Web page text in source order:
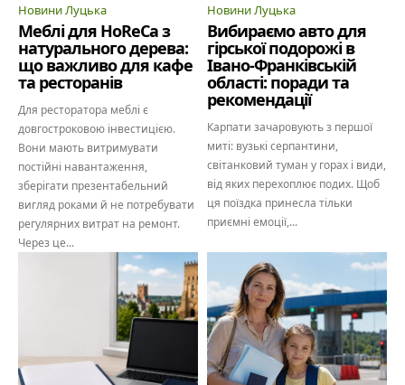
Новини Луцька
Меблі для HoReCa з
натурального дерева:
що важливо для кафе
та ресторанів
Для ресторатора меблі є
довгостроковою інвестицією.
Вони мають витримувати
постійні навантаження,
зберігати презентабельний
вигляд роками й не потребувати
регулярних витрат на ремонт.
Через це...
Новини Луцька
Вибираємо авто для
гірської подорожі в
Івано-Франківській
області: поради та
рекомендації
Карпати зачаровують з першої
миті: вузькі серпантини,
світанковий туман у горах і види,
від яких перехоплює подих. Щоб
ця поїздка принесла тільки
приємні емоції,...